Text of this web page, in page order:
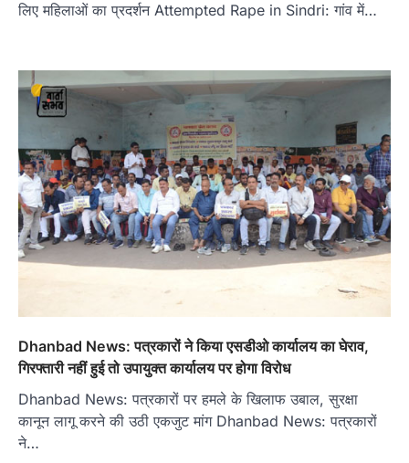
लिए महिलाओं का प्रदर्शन Attempted Rape in Sindri: गांव में…
Dhanbad News: पत्रकारों ने किया एसडीओ कार्यालय का घेराव,
गिरफ्तारी नहीं हुई तो उपायुक्त कार्यालय पर होगा विरोध
Dhanbad News: पत्रकारों पर हमले के खिलाफ उबाल, सुरक्षा
कानून लागू करने की उठी एकजुट मांग Dhanbad News: पत्रकारों
ने…